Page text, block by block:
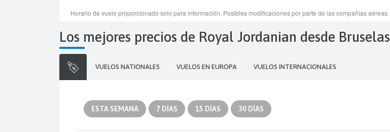
Los mejores precios de Royal Jordanian desde Bruselas
VUELOS NATIONALES VUELOS EN EUROPA VUELOS INTERNACIONALES
ESTA SEMANA 7 DÍAS 15 DÍAS 30 DÍAS